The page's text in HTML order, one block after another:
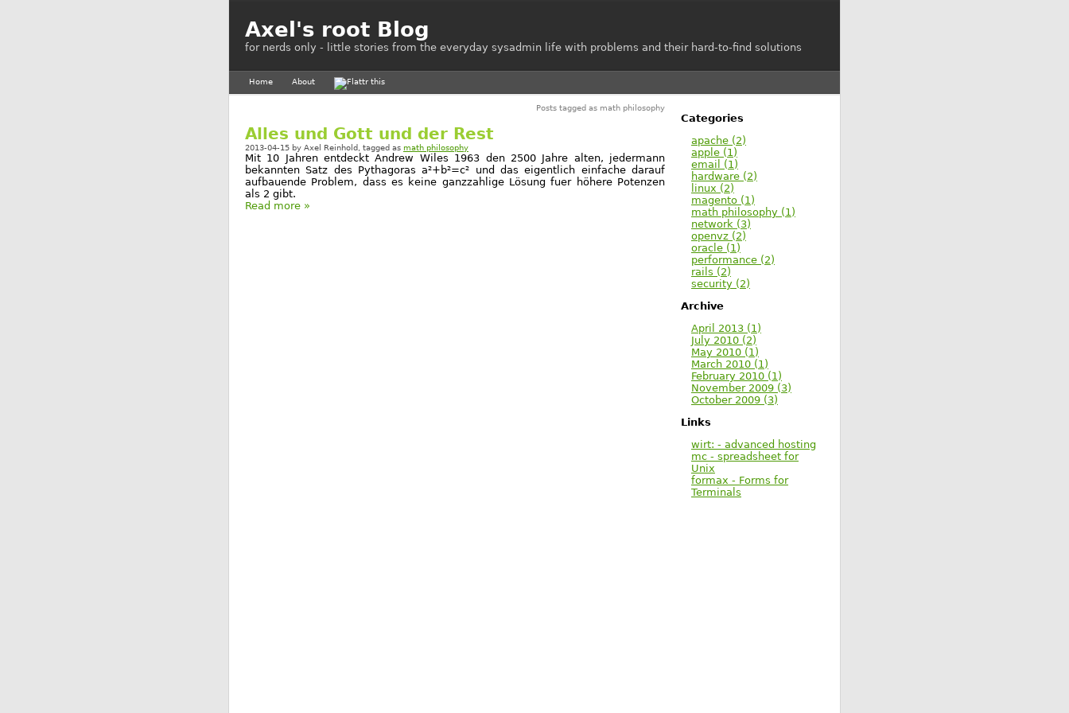
Axel's root Blog
for nerds only - little stories from the everyday sysadmin life with problems and their hard-to-find solutions
Home About
Posts tagged as math philosophy
Alles und Gott und der Rest
2013-04-15 by Axel Reinhold , tagged as math philosophy
Mit 10 Jahren entdeckt Andrew Wiles 1963 den 2500 Jahre alten, jedermann
bekannten Satz des Pythagoras a²+b²=c² und das eigentlich einfache darauf
aufbauende Problem, dass es keine ganzzahlige Lösung fuer höhere Potenzen
als 2 gibt.
Read more »
Categories
apache (2)
apple (1)
email (1)
hardware (2)
linux (2)
magento (1)
math philosophy (1)
network (3)
openvz (2)
oracle (1)
performance (2)
rails (2)
security (2)
Archive
April 2013 (1)
July 2010 (2)
May 2010 (1)
March 2010 (1)
February 2010 (1)
November 2009 (3)
October 2009 (3)
Links
wirt: - advanced hosting
mc - spreadsheet for
Unix
formax - Forms for
Terminals